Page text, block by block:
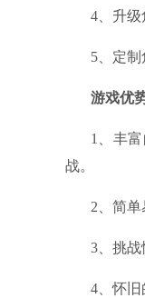
4、升级
5、定
游戏优
1、丰
战。
2、简
3、挑战
4、怀旧